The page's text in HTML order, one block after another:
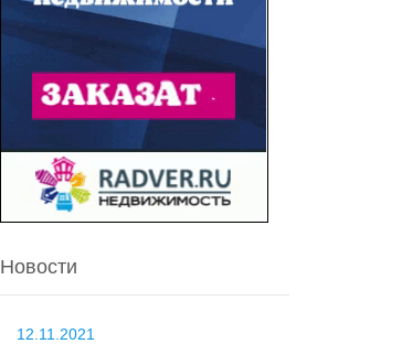
Новости
12.11.2021